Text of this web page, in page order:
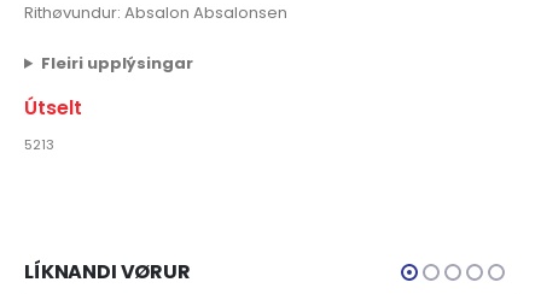
Rithøvundur: Absalon Absalonsen
Fleiri upplýsingar
Útselt
5213
LÍKNANDI VØRUR